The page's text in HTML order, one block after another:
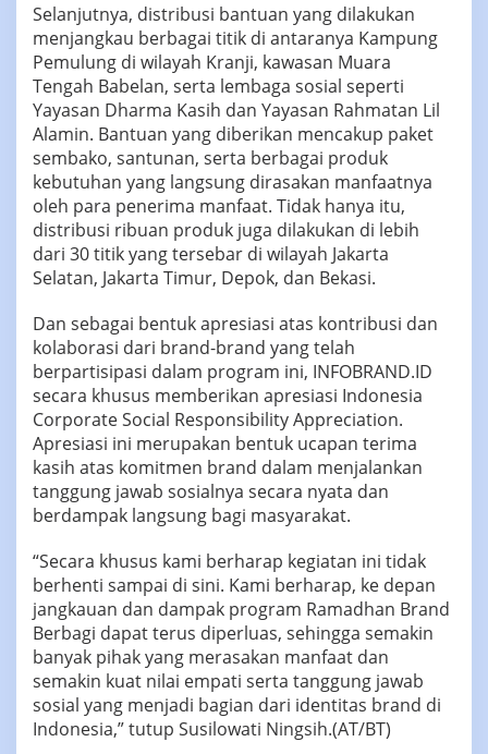
Selanjutnya, distribusi bantuan yang dilakukan
menjangkau berbagai titik di antaranya Kampung
Pemulung di wilayah Kranji, kawasan Muara
Tengah Babelan, serta lembaga sosial seperti
Yayasan Dharma Kasih dan Yayasan Rahmatan Lil
Alamin. Bantuan yang diberikan mencakup paket
sembako, santunan, serta berbagai produk
kebutuhan yang langsung dirasakan manfaatnya
oleh para penerima manfaat. Tidak hanya itu,
distribusi ribuan produk juga dilakukan di lebih
dari 30 titik yang tersebar di wilayah Jakarta
Selatan, Jakarta Timur, Depok, dan Bekasi.
Dan sebagai bentuk apresiasi atas kontribusi dan
kolaborasi dari brand-brand yang telah
berpartisipasi dalam program ini, INFOBRAND.ID
secara khusus memberikan apresiasi Indonesia
Corporate Social Responsibility Appreciation.
Apresiasi ini merupakan bentuk ucapan terima
kasih atas komitmen brand dalam menjalankan
tanggung jawab sosialnya secara nyata dan
berdampak langsung bagi masyarakat.
“Secara khusus kami berharap kegiatan ini tidak
berhenti sampai di sini. Kami berharap, ke depan
jangkauan dan dampak program Ramadhan Brand
Berbagi dapat terus diperluas, sehingga semakin
banyak pihak yang merasakan manfaat dan
semakin kuat nilai empati serta tanggung jawab
sosial yang menjadi bagian dari identitas brand di
Indonesia,” tutup Susilowati Ningsih.(AT/BT)